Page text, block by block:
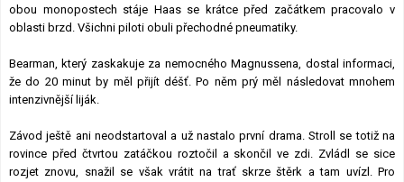
obou monopostech stáje Haas se krátce před začátkem pracovalo v
oblasti brzd. Všichni piloti obuli přechodné pneumatiky.
Bearman, který zaskakuje za nemocného Magnussena, dostal informaci,
že do 20 minut by měl přijít déšť. Po něm prý měl následovat mnohem
intenzivnější liják.
Závod ještě ani neodstartoval a už nastalo první drama. Stroll se totiž na
rovince před čtvrtou zatáčkou roztočil a skončil ve zdi. Zvládl se sice
rozjet znovu, snažil se však vrátit na trať skrze štěrk a tam uvízl. Pro